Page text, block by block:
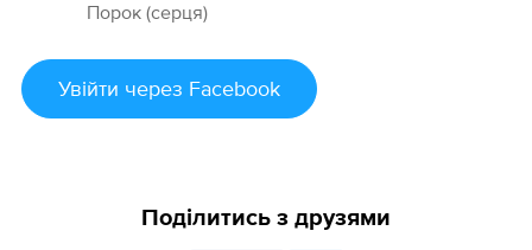
Порок (серця)
Увійти через Facebook
Поділитись з друзями